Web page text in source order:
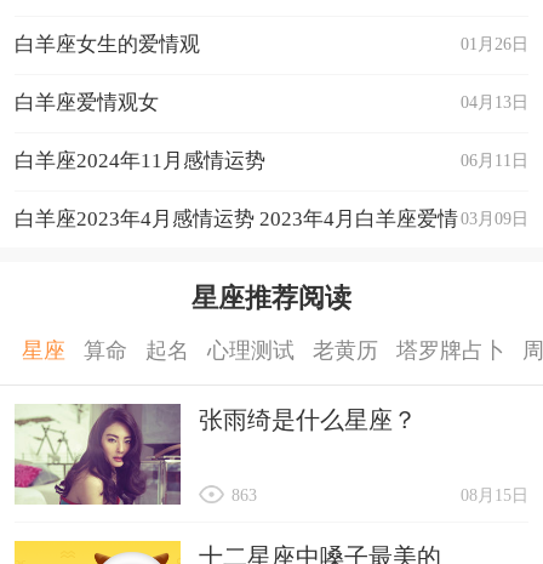
01月26日
白羊座女生的爱情观
04月13日
白羊座爱情观女
06月11日
白羊座2024年11月感情运势
03月09日
白羊座2023年4月感情运势 2023年4月白羊座爱情
星座推荐阅读
星座 算命 起名 心理测试 老黄历 塔罗牌占卜
张雨绮是什么星座？
08月15日
863
十二星座中嗓子最美的